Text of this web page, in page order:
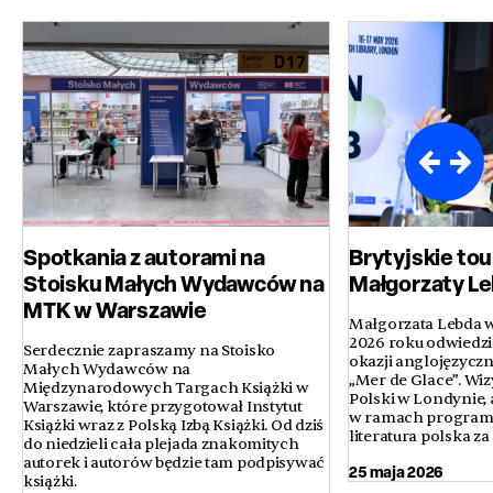
Spotkania z autorami na
Stoisku Małych Wydawców na
MTK w Warszawie
Serdecznie zapraszamy na Stoisko
Małych Wydawców na
Międzynarodowych Targach Książki w
Warszawie, które przygotował Instytut
Książki wraz z Polską Izbą Książki. Od dziś
do niedzieli cała plejada znakomitych
autorek i autorów będzie tam podpisywać
książki.
Brytyjskie
Małgorzaty
Małgorzata Lebda
2026 roku
okazji
„Mer de Glace”.
Polski w Londynie,
w ramach
literatura polska
25 maja 2026